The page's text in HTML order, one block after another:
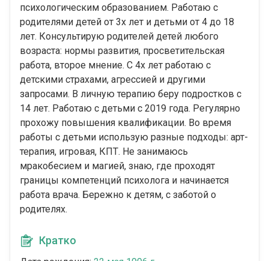
психологическим образованием. Работаю с
родителями детей от 3х лет и детьми от 4 до 18
лет. Консультирую родителей детей любого
возраста: нормы развития, просветительская
работа, второе мнение. С 4х лет работаю с
детскими страхами, агрессией и другими
запросами. В личную терапию беру подростков с
14 лет. Работаю с детьми с 2019 года. Регулярно
прохожу повышения квалификации. Во время
работы с детьми использую разные подходы: арт-
терапия, игровая, КПТ. Не занимаюсь
мракобесием и магией, знаю, где проходят
границы компетенций психолога и начинается
работа врача. Бережно к детям, с заботой о
родителях.
Кратко